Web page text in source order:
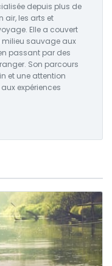
depuis plus de
air, les arts et
Elle a couvert
sauvage aux
passant par des
Son parcours
et une attention
expériences